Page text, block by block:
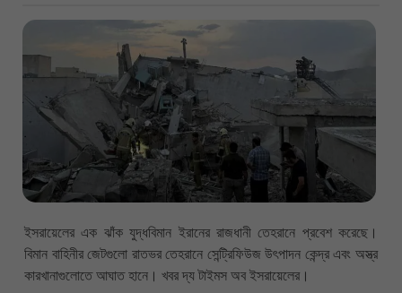
ইসরায়েলের এক ঝাঁক যুদ্ধবিমান ইরানের রাজধানী তেহরানে প্রবেশ করেছে।
বিমান বাহিনীর জেটগুলো রাতভর তেহরানে সেন্ট্রিফিউজ উৎপাদন কেন্দ্র এবং অস্ত্র
কারখানাগুলোতে আঘাত হানে। খবর দ্য টাইমস অব ইসরায়েলের।